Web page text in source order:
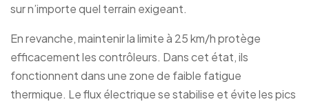
sur n’importe quel terrain exigeant.
En revanche, maintenir la limite à 25 km/h protège
efficacement les contrôleurs. Dans cet état, ils
fonctionnent dans une zone de faible fatigue
thermique. Le flux électrique se stabilise et évite les pics